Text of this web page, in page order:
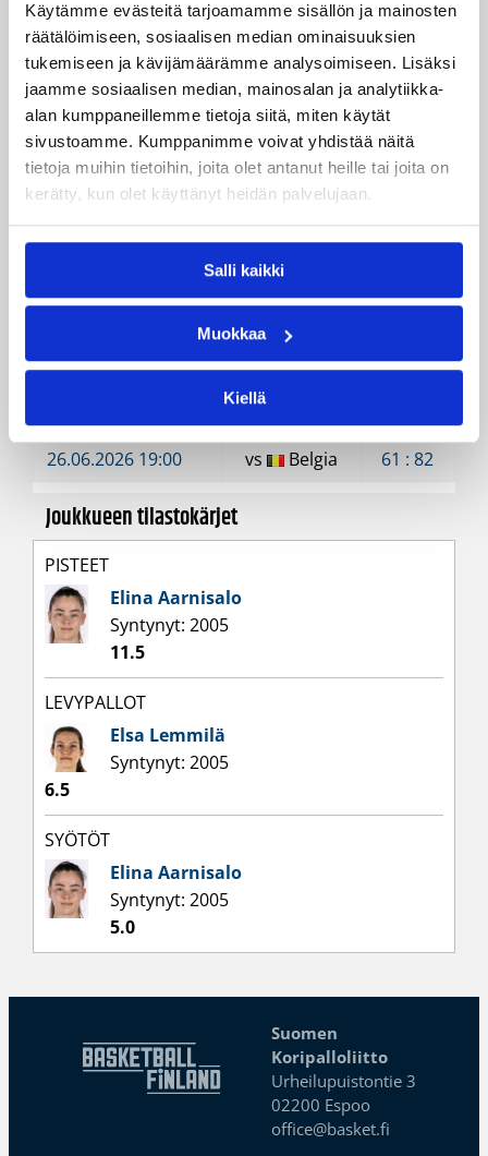
Käytämme evästeitä tarjoamamme sisällön ja mainosten
räätälöimiseen, sosiaalisen median ominaisuuksien
tukemiseen ja kävijämäärämme analysoimiseen. Lisäksi
jaamme sosiaalisen median, mainosalan ja analytiikka-
alan kumppaneillemme tietoja siitä, miten käytät
sivustoamme. Kumppanimme voivat yhdistää näitä
tietoja muihin tietoihin, joita olet antanut heille tai joita on
kerätty, kun olet käyttänyt heidän palvelujaan.
Salli kaikki
Muokkaa
Kiellä
Valmennusjohto
Nimi
Rooli
Ilkka Palviainen
Päävalmentaja
Mirka Dettmann
Valmentaja
Jussi Laakso
Valmentaja
Valmistavat maaottelut
Ohjelma ja tulokset
26.06.2026 19:00
vs Belgia 61 : 82
Joukkueen tilastokärjet
PISTEET
Elina Aarnisalo
Syntynyt: 2005
11.5
LEVYPALLOT
Elsa Lemmilä
Syntynyt: 2005
6.5
SYÖTÖT
Elina Aarnisalo
Syntynyt: 2005
5.0
Suomen
Koripalloliitto
Urheilupuistontie 3
02200 Espoo
office@basket.fi